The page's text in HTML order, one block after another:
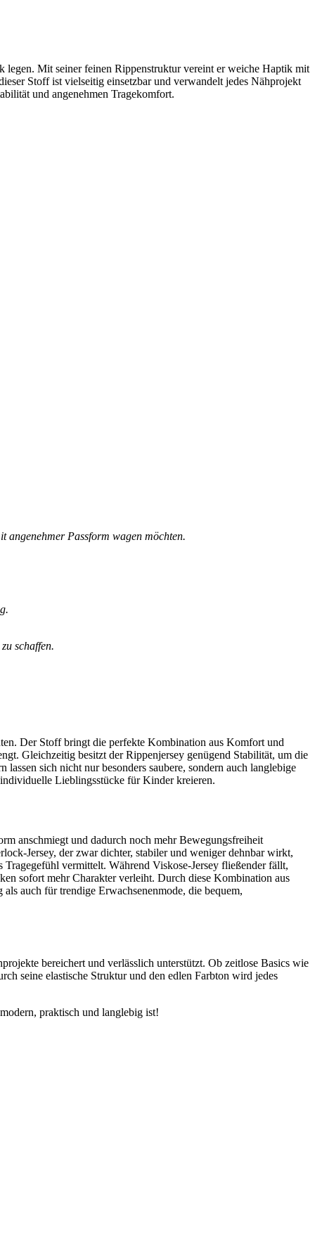
Mit seiner feinen Rippenstruktur vereint er weiche Haptik mit
Stoff ist vielseitig einsetzbar und verwandelt jedes Nähprojekt
und angenehmen Tragekomfort.
angenehmer Passform wagen möchten.
schaffen.
Der Stoff bringt die perfekte Kombination aus Komfort und
Gleichzeitig besitzt der Rippenjersey genügend Stabilität, um die
sich nicht nur besonders saubere, sondern auch langlebige
Lieblingsstücke für Kinder kreieren.
anschmiegt und dadurch noch mehr Bewegungsfreiheit
Jersey, der zwar dichter, stabiler und weniger dehnbar wirkt,
vermittelt. Während Viskose-Jersey fließender fällt,
sofort mehr Charakter verleiht. Durch diese Kombination aus
auch für trendige Erwachsenenmode, die bequem,
bereichert und verlässlich unterstützt. Ob zeitlose Basics wie
seine elastische Struktur und den edlen Farbton wird jedes
praktisch und langlebig ist!